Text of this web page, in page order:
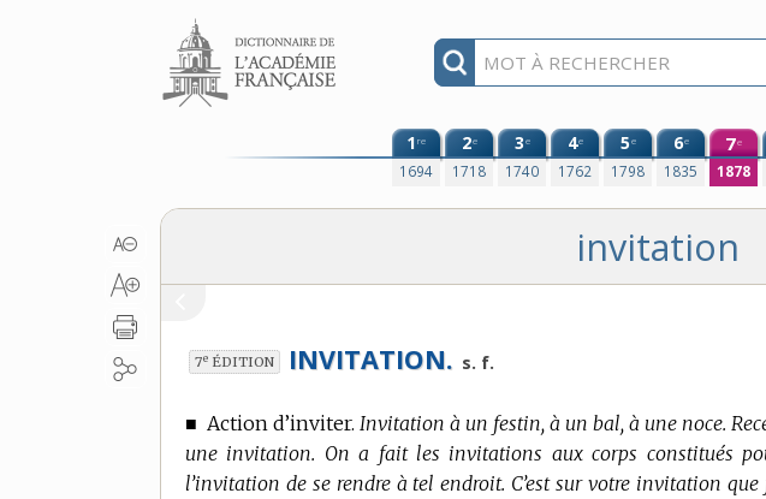
Aller au contenu
1re
1694
2e
1718
3e
1740
4e
1762
5e
1798
6e
1835
7e
1878
invitation
7e ÉDITION INVITATION. s. f.
■ Action d’inviter. Invitation à un festin, à un bal, à une noce.
une invitation. On a fait les invitations aux corps constitués
l’invitation de se rendre à tel endroit. C’est sur votre invitation